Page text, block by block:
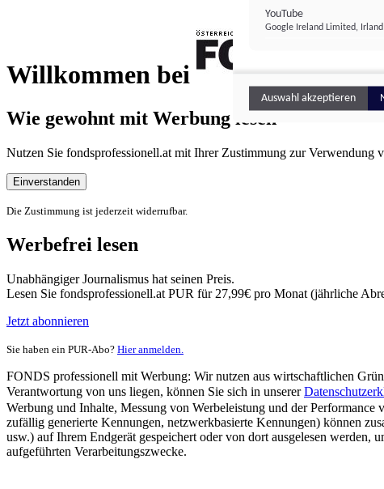
Willkommen bei
FONDS
Wie gewohnt mit Werbung lesen
Nutzen Sie fondsprofessionell.at mit Ihrer Zustimmung zur Verwendung
Einverstanden
Die Zustimmung ist jederzeit widerrufbar.
Werbefrei lesen
Unabhängiger Journalismus hat seinen Preis.
Lesen Sie fondsprofessionell.at PUR für 27,99€ pro Monat (jährliche
Jetzt abonnieren
Sie haben ein PUR-Abo? Hier anmelden.
FONDS professionell mit Werbung: Wir nutzen aus wirtschaftlichen
Verantwortung von uns liegen, können Sie sich in unserer
Werbung und Inhalte, Messung von Werbeleistung und der
zufällig generierte Kennungen, netzwerkbasierte Kennungen) können
usw.) auf Ihrem Endgerät gespeichert oder von dort ausgelesen werden,
aufgeführten Verarbeitungszwecke.
YouTube
Google Ireland Limited, Irland
Auswahl akzeptieren